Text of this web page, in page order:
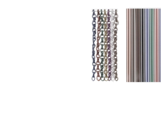
Voir plus